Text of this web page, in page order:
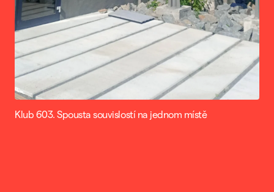
Klub 603. Spousta souvislostí na jednom místě